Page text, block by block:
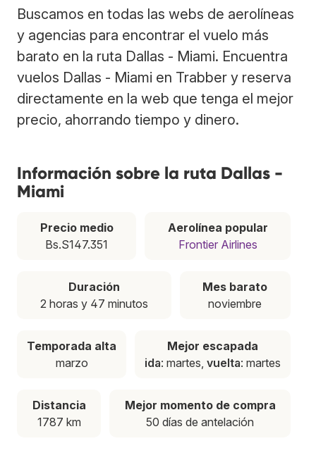
Buscamos en todas las webs de aerolíneas
y agencias para encontrar el vuelo más
barato en la ruta Dallas - Miami. Encuentra
vuelos Dallas - Miami en Trabber y reserva
directamente en la web que tenga el mejor
precio, ahorrando tiempo y dinero.
Información sobre la ruta Dallas -
Miami
Precio medio
Bs.S147.351
Aerolínea popular
Frontier Airlines
Duración
2 horas y 47 minutos
Mes barato
noviembre
Temporada alta
marzo
Mejor escapada
ida: martes, vuelta: martes
Distancia
1787 km
Mejor momento de compra
50 días de antelación